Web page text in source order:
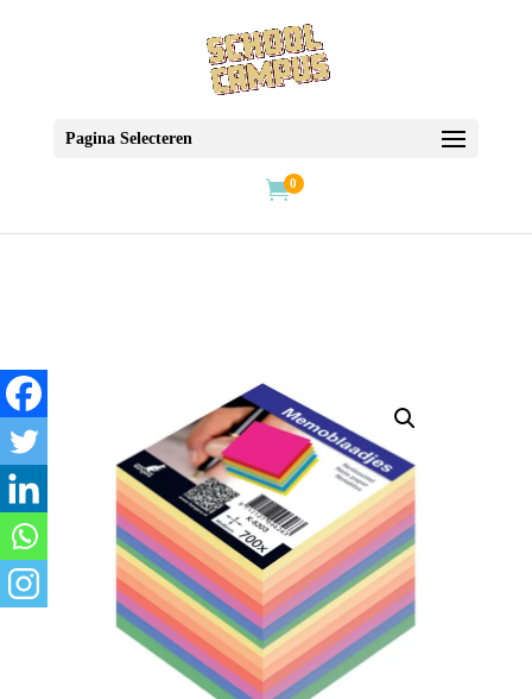
Pagina Selecteren
0